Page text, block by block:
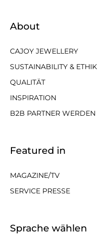
About
CAJOY JEWELLERY
SUSTAINABILITY & ETHIK
QUALITÄT
INSPIRATION
B2B PARTNER WERDEN
Featured in
MAGAZINE/TV
SERVICE PRESSE
Sprache wählen